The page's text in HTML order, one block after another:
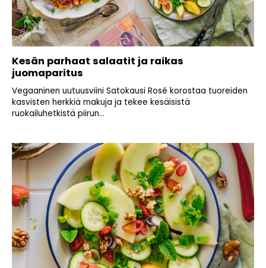
Kesän parhaat salaatit ja raikas
juomaparitus
Vegaaninen uutuusviini Satokausi Rosé korostaa tuoreiden
kasvisten herkkiä makuja ja tekee kesäisistä
ruokailuhetkistä piirun...